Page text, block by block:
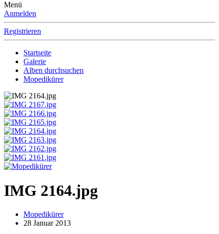
Menü
Anmelden
Registrieren
Startseite
Galerie
Alben durchsuchen
Mopedikürer
IMG 2164.jpg
Mopedikürer
28 Januar 2013